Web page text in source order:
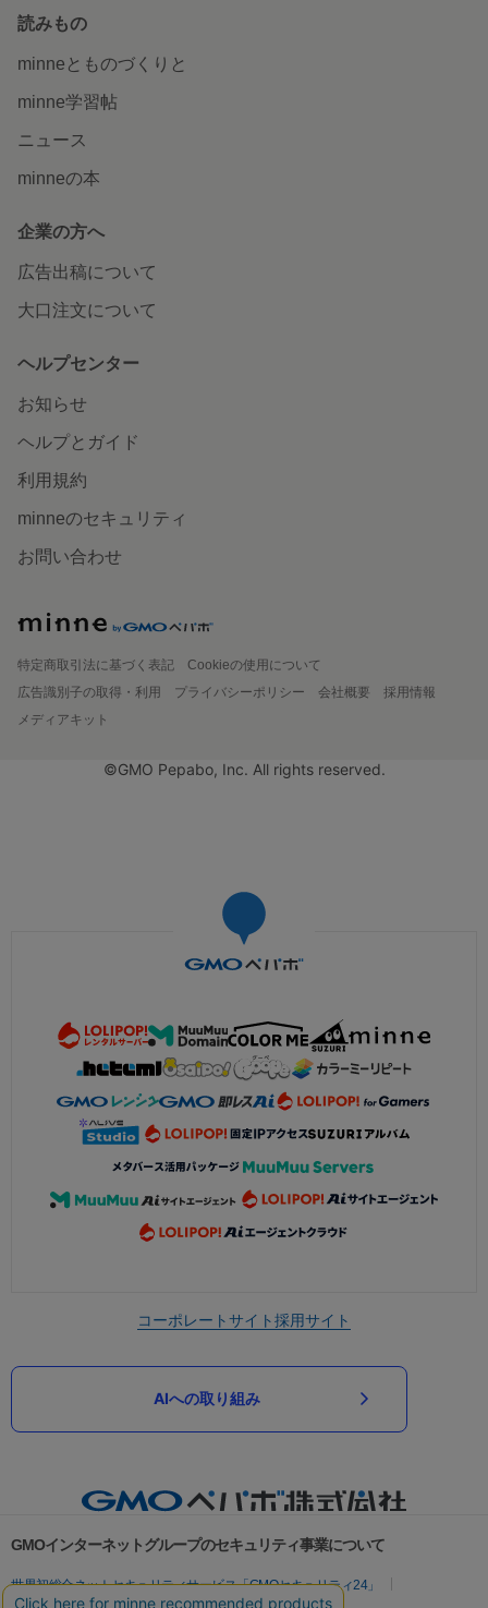
読みもの
minneとものづくりと
minne学習帖
ニュース
minneの本
企業の方へ
広告出稿について
大口注文について
ヘルプセンター
お知らせ
ヘルプとガイド
利用規約
minneのセキュリティ
お問い合わせ
特定商取引法に基づく表記
Cookieの使用について
広告識別子の取得・利用
プライバシーポリシー 会社概要
採用情報
メディアキット
©GMO Pepabo, Inc. All rights reserved.
コーポレートサイト採用サイト
AIへの取り組み
GMOインターネットグループのセキュリティ事業について
世界初総合ネットセキュリティサービス「GMOセキュリティ24」